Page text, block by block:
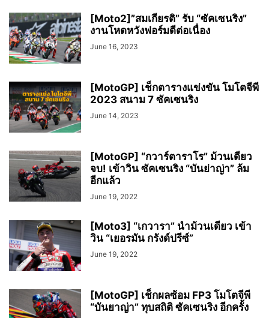
[Moto2]”สมเกียรติ” รับ “ซัคเซนริง”
งานโหดหวังฟอร์มดีต่อเนื่อง
June 16, 2023
[MotoGP] เช็กตารางแข่งขัน โมโตจีพี
2023 สนาม 7 ซัคเซนริง
June 14, 2023
[MotoGP] “กวาร์ตาราโร” ม้วนเดียว
จบ! เข้าวิน ซัคเซนริง “บันย่าญ่า” ล้ม
อีกแล้ว
June 19, 2022
[Moto3] “เกวารา” นำม้วนเดียว เข้า
วิน “เยอรมัน กรังด์ปรีซ์”
June 19, 2022
[MotoGP] เช็กผลซ้อม FP3 โมโตจีพี
“บันยาญ่า” ทุบสถิติ ซัคเซนริง อีกครั้ง